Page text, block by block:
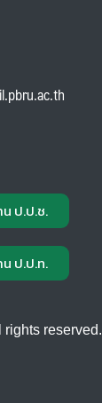
ป.ป.ช.
ป.ป.ท.
reserved.